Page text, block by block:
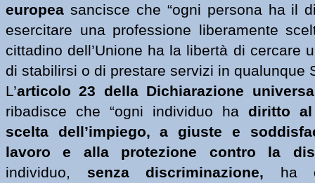
europea sancisce che “ogni persona ha il
esercitare una professione liberamente
cittadino dell’Unione ha la libertà di cercare
di stabilirsi o di prestare servizi in qualunque
L’articolo 23 della Dichiarazione
ribadisce che “ogni individuo ha diritto
scelta dell’impiego, a giuste e
lavoro e alla protezione contro la
individuo, senza discriminazione, ha